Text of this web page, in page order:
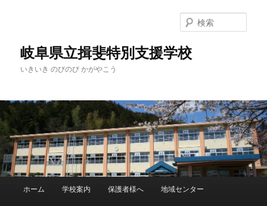
岐阜県立揖斐特別支援学校
いきいき のびのび かがやこう
索
メ
ホーム 学校案内 保護者様へ 地域センター